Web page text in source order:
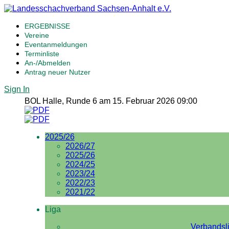
ERGEBNISSE
Vereine
Eventanmeldungen
Terminliste
An-/Abmelden
Antrag neuer Nutzer
Sign In
BOL Halle, Runde 6 am 15. Februar 2026 09:00
2025/26
2026/27
2025/26
2024/25
2023/24
2022/23
2021/22
Liga